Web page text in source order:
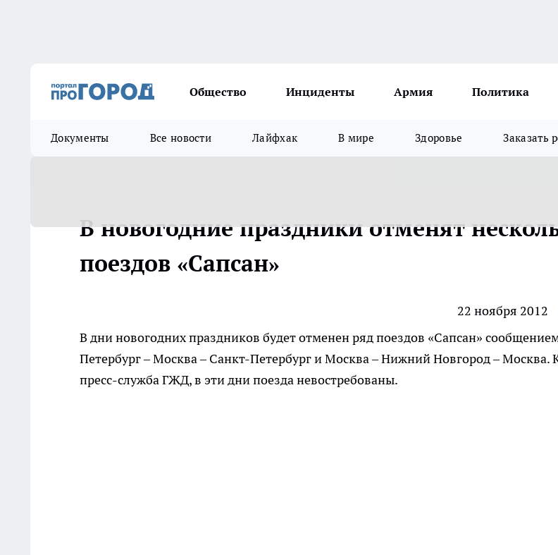
Общество Инциденты Армия Политика
Документы Все новости Лайфхак В мире Здоровье Заказать
В новогодние праздники отменят
поездов «Сапсан»
22 ноября 2012
В дни новогодних праздников будет отменен ряд поездов «Сапсан»
Петербург – Москва – Санкт-Петербург и Москва – Нижний Новгород – Москва.
пресс-служба ГЖД, в эти дни поезда невостребованы.